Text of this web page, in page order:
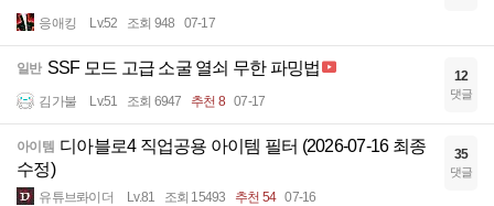
응애킹 Lv.52 조회 948 07-17
일반 SSF 모드 고급 소굴 열쇠 무한 파밍법
김가불 Lv.51 조회 6947 추천 8 07-17
12
댓글
아이템 디아블로4 직업공용 아이템 필터 (2026-07-16 최종
수정)
유튜브롸이더 Lv.81 조회 15493 추천 54 07-16
35
댓글